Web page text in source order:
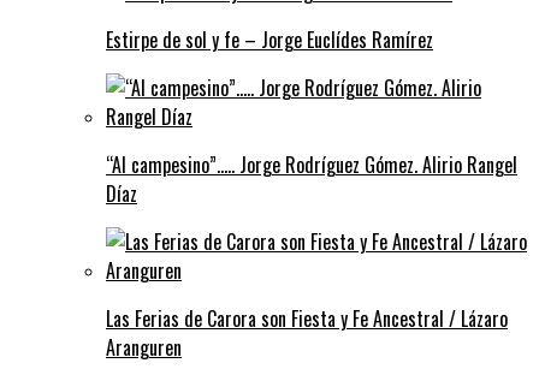
Estirpe de sol y fe – Jorge Euclídes Ramírez
“Al campesino”….. Jorge Rodríguez Gómez. Alirio Rangel
Díaz
Las Ferias de Carora son Fiesta y Fe Ancestral / Lázaro
Aranguren